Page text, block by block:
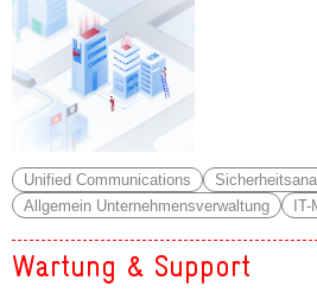
Unified Communications
Allgemein Unternehmensverwaltung
IT-
Wartung & Support